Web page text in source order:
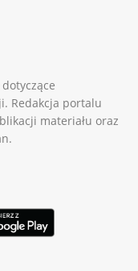
Redakcja portalu
materiału oraz